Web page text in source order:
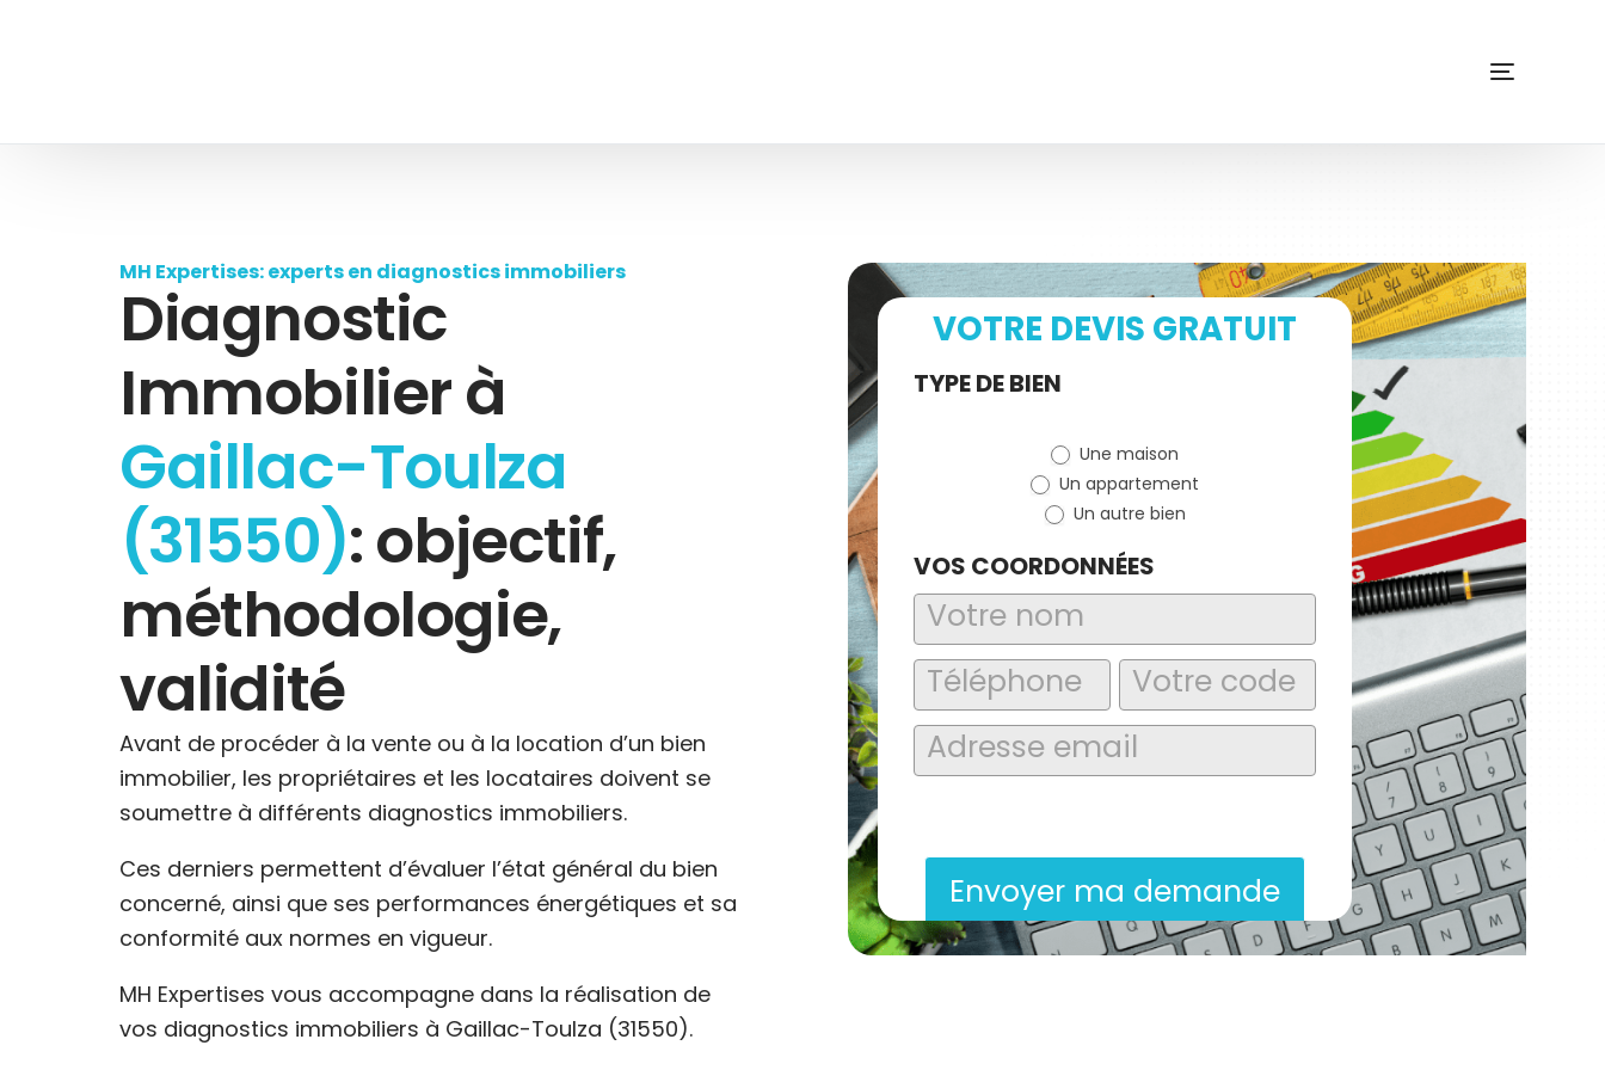
MH Expertises: experts en diagnostics immobiliers
Diagnostic
Immobilier à
Gaillac-Toulza
(31550): objectif,
méthodologie,
validité
Avant de procéder à la vente ou à la location d’un bien
immobilier, les propriétaires et les locataires doivent se
soumettre à différents diagnostics immobiliers.
Ces derniers permettent d’évaluer l’état général du bien
concerné, ainsi que ses performances énergétiques et sa
conformité aux normes en vigueur.
MH Expertises vous accompagne dans la réalisation de
vos diagnostics immobiliers à Gaillac-Toulza (31550).
VOTRE DEVIS GRATUIT
Demande
TYPE DE BIEN
Une maison
Un appartement
Un autre bien
VOS COORDONNÉES
Envoyer ma demande